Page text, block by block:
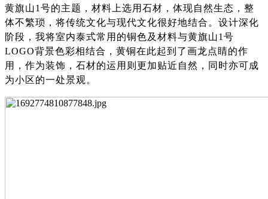
黄旗山1号的主题，材料上选用石材，体现自然生态，整
体不繁琐，将传统文化与现代文化很好地结合。 设计深化
阶段，我将室内泰式常用的铜色及材料与黄旗山1号
LOGO背景色彩相结合，黄铜在此起到了画龙点睛的作
用，作为装饰，石材的运用则更加贴近自然，同时亦可成
为小区的一处景观。